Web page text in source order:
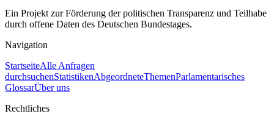
Ein Projekt zur Förderung der politischen Transparenz und Teilhabe
durch offene Daten des Deutschen Bundestages.
Navigation
StartseiteAlle Anfragen
durchsuchenStatistikenAbgeordneteThemenParlamentarisches
GlossarÜber uns
Rechtliches